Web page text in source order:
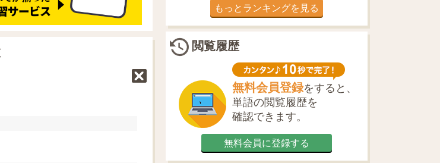
もっとランキングを見る
閲覧履歴
無料会員登録をすると、
単語の閲覧履歴を
確認できます。
無料会員に登録する